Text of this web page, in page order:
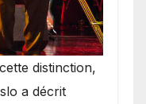
distinction,
a décrit